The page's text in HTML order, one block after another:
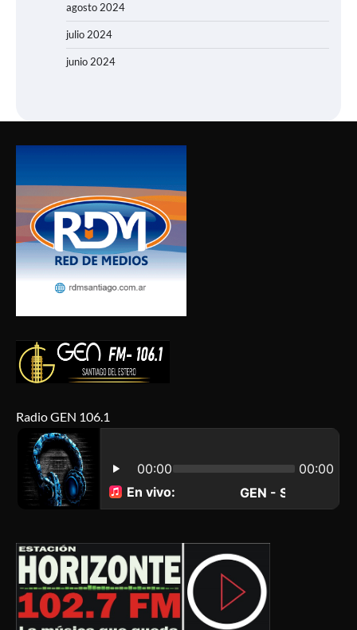
agosto 2024
julio 2024
junio 2024
Radio GEN 106.1